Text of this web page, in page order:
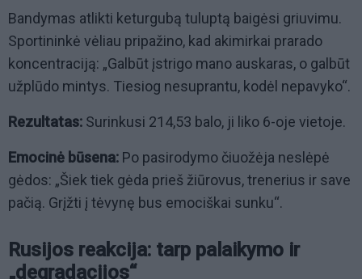
Bandymas atlikti keturgubą tuluptą baigėsi griuvimu.
Sportininkė vėliau pripažino, kad akimirkai prarado
koncentraciją: „Galbūt įstrigo mano auskaras, o galbūt
užplūdo mintys. Tiesiog nesuprantu, kodėl nepavyko“.
Rezultatas: Surinkusi 214,53 balo, ji liko 6-oje vietoje.
Emocinė būsena: Po pasirodymo čiuožėja neslėpė
gėdos: „Šiek tiek gėda prieš žiūrovus, trenerius ir save
pačią. Grįžti į tėvynę bus emociškai sunku“.
Rusijos reakcija: tarp palaikymo ir
„degradacijos“